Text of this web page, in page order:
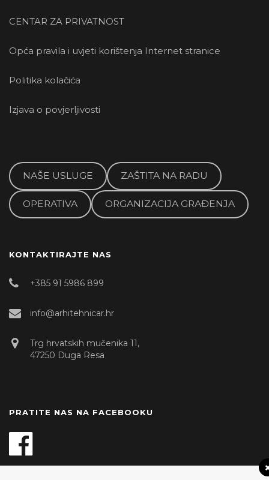
CENTAR ZA PRIVATNOST
Opća pravila i uvjeti korištenja Internet stranice
Politika kolačića
Izjava o povjerljivosti
NAŠE USLUGE ZAŠTITA NA RADU
OPERATIVA ORGANIZACIJA GRAĐENJA
KONTAKTIRAJTE NAS
+385 91 5986 899
info@arhitehnicar.hr
Trg hrvatskih mučenika 11,
47250 Duga Resa
PRATITE NAS NA FACEBOOKU